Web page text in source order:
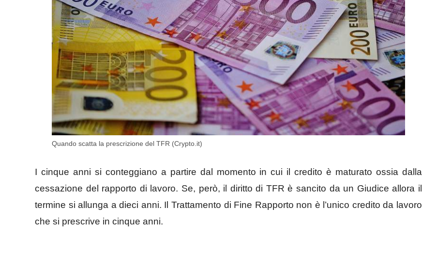
Quando scatta la prescrizione del TFR (Crypto.it)
I cinque anni si conteggiano a partire dal momento in cui il credito è maturato ossia dalla
cessazione del rapporto di lavoro. Se, però, il diritto di TFR è sancito da un Giudice allora il
termine si allunga a dieci anni. Il Trattamento di Fine Rapporto non è l’unico credito da lavoro
che si prescrive in cinque anni.